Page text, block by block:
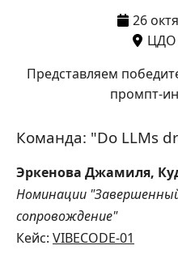
26
ЦДО
Представляем
промпт-
Команда: "Do LLMs
Эркенова Джамиля,
Номинации
сопровождение"
Кейс: VIBECODE-01